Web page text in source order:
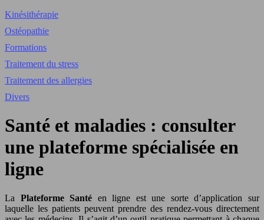
Kinésithérapie
Ostéopathie
Formations
Traitement du stress
Traitement des allergies
Divers
Santé et maladies : consulter
une plateforme spécialisée en
ligne
La Plateforme Santé en ligne est une sorte d’application sur
laquelle les patients peuvent prendre des rendez-vous directement